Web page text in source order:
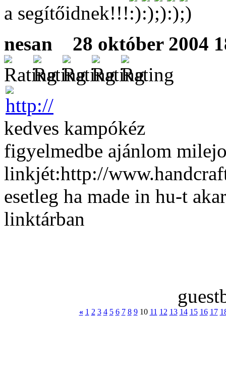
a segítőidnek!!!
nesan
28 október 2004
kedves kampókéz
figyelmedbe ajánlom
linkjét:http://
esetleg ha made in hu-t
linktárban
« 1 2 3 4 5 6 7 8 910 11 12 13 14 15 16 17